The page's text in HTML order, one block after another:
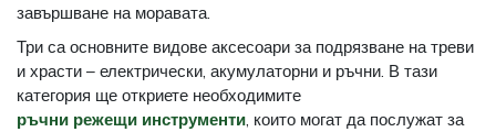
завършване на моравата.
Три са основните видове аксесоари за подрязване на треви
и храсти – електрически, акумулаторни и ръчни. В тази
категория ще откриете необходимите
ръчни режещи инструменти, които могат да послужат за